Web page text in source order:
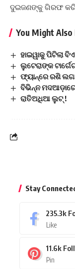
ଦୁଇଜଣଙ୍କୁ ଗିରଫ
You Might Also
ହାଇୱାକୁ ପିଟିଲା
ଲୁଟେରାଙ୍କ
ଫ୍ୟାନ୍‌ରେ ରଶି
ବିଭିନ୍ନ
ରାତିଅଧିଆ ଲୁଟ୍ !
Stay
235.3k
Like
11.6k
Pin